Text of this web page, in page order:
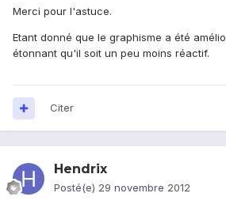
Merci pour l'astuce.
Etant donné que le graphisme a été
étonnant qu'il soit un peu moins réactif.
Citer
Hendrix
Posté(e) 29 novembre 2012